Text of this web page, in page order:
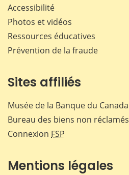
Accessibilité
Photos et vidéos
Ressources éducatives
Prévention de la fraude
Sites affiliés
Musée de la Banque du Canada
Bureau des biens non réclamés
Connexion FSP
Mentions légales